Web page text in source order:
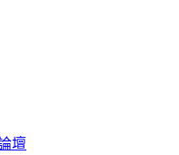
壇